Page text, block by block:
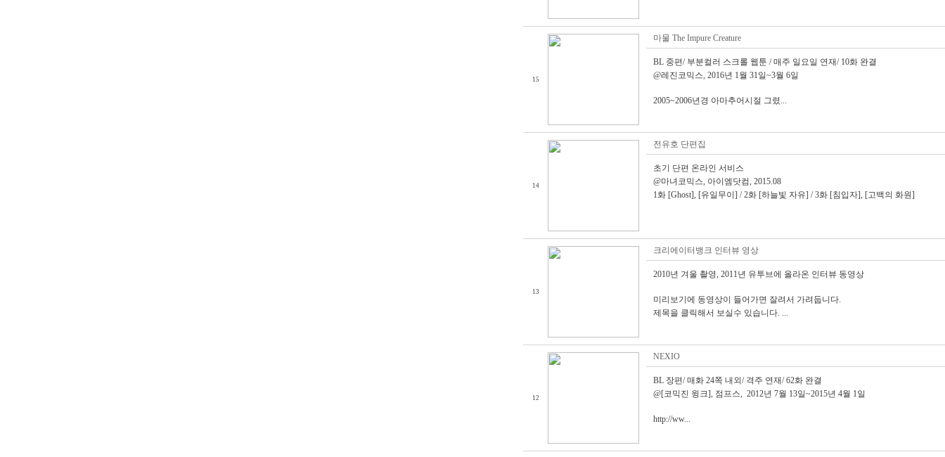
15
마물 The Impure Creature
BL 중편/ 부분컬러 스크롤 웹툰 / 매주 일요일 연재/ 10화 완결
@레진코믹스, 2016년 1월 31일~3월 6일
2005~2006년경 아마추어시절 그렸...
14
전유호 단편집
초기 단편 온라인 서비스
@마녀코믹스, 아이엠닷컴, 2015.08
1화 [Ghost], [유일무이] / 2화 [하늘빛 자유] / 3화 [침입자], [고백의 화원]
13
크리에이터뱅크 인터뷰 영상
2010년 겨울 촬영, 2011년 유투브에 올라온 인터뷰 동영상
미리보기에 동영상이 들어가면 잘려서 가려둡니다.
제목을 클릭해서 보실수 있습니다. ...
12
NEXIO
BL 장편/ 매화 24쪽 내외/ 격주 연재/ 62화 완결
@[코믹진 윙크], 점프스, 2012년 7월 13일~2015년 4월 1일
http://ww...